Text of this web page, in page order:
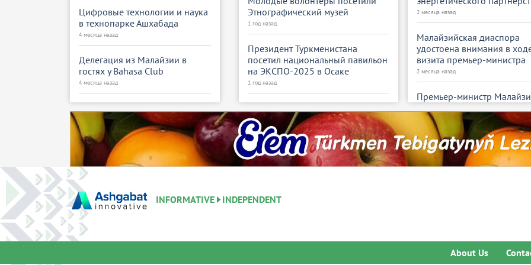
Цифровые технологии и наука
в технопарке Ашхабада
4 месяца назад
Делегация из Малайзии в
гостях у Bahasa Club
4 месяца назад
Dünýäsi» запущен клуб Bahasa
Club
4 месяца назад
Hemdem Rugs принял
студентов туристического
училища
4 месяца назад
Туркменистан и Китай
обсудили гуманитарное
Этнографический музей
1 год назад
Президент Туркменистана
посетил национальный павильон
на ЭКСПО-2025 в Осаке
1 год назад
конференция
2 года назад
Доброй памяти ушедшего от нас
наставника
Презентация сборника
2 месяца назад
Малайзийская диаспора
удостоена внимания в
визита премьер-министра
2 месяца назад
Премьер-министр
в Туркменистан
2 месяца назад
Малайзия демонстрирует
туристический потенциал
Туркменистане
INFORMATIVE INDEPENDENT
About Us